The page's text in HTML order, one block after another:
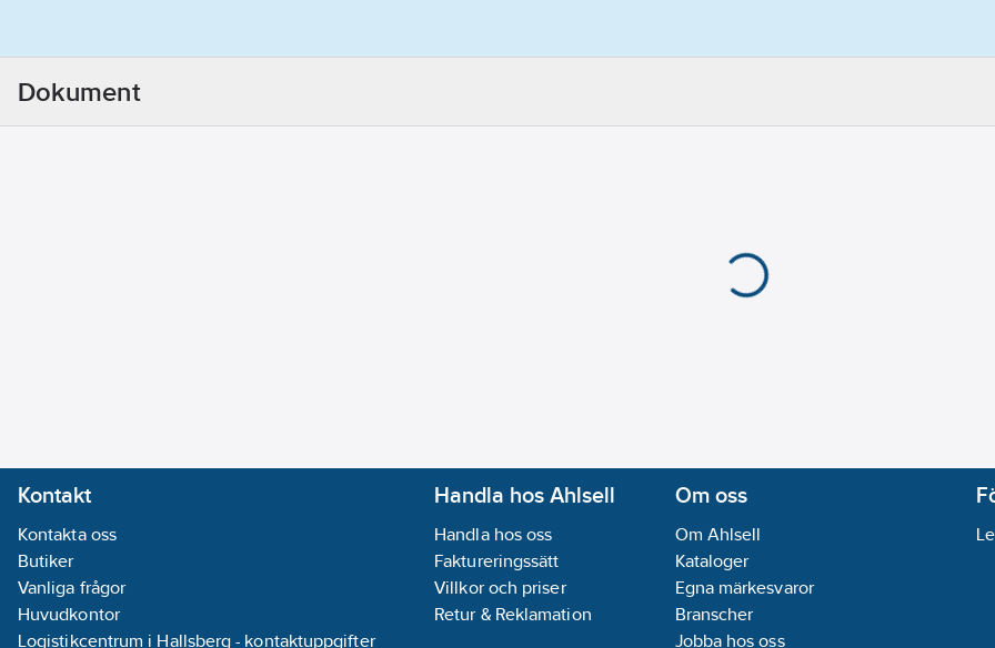
REACH Datum:2021-
Dokument
Kontakt
Kontakta oss
Butiker
Vanliga frågor
Huvudkontor
Logistikcentrum i Hallsberg - kontaktuppgifter
Handla hos Ahlsell
Handla hos oss
Faktureringssätt
Villkor och priser
Retur & Reklamation
Om oss
Om Ahlsell
Kataloger
Egna märkesvaror
Branscher
Jobba hos oss